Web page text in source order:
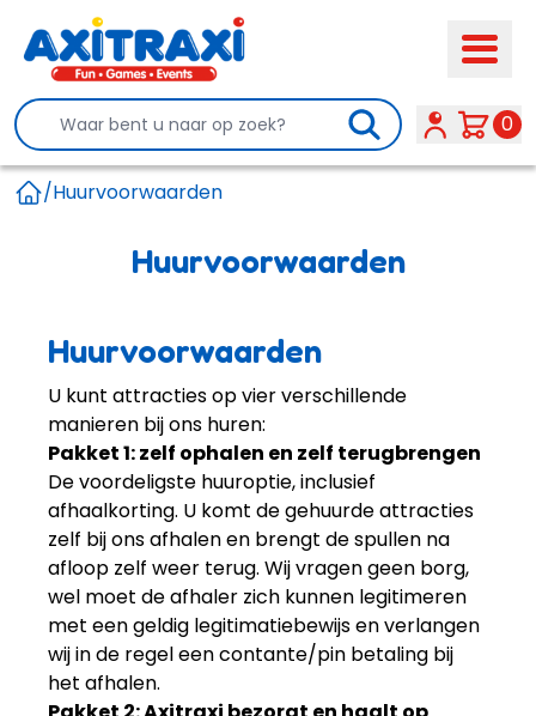
Search 0
/Huurvoorwaarden
Huurvoorwaarden
Huurvoorwaarden
U kunt attracties op vier verschillende
manieren bij ons huren:
Pakket 1: zelf ophalen en zelf terugbrengen
De voordeligste huuroptie, inclusief
afhaalkorting. U komt de gehuurde attracties
zelf bij ons afhalen en brengt de spullen na
afloop zelf weer terug. Wij vragen geen borg,
wel moet de afhaler zich kunnen legitimeren
met een geldig legitimatiebewijs en verlangen
wij in de regel een contante/pin betaling bij
het afhalen.